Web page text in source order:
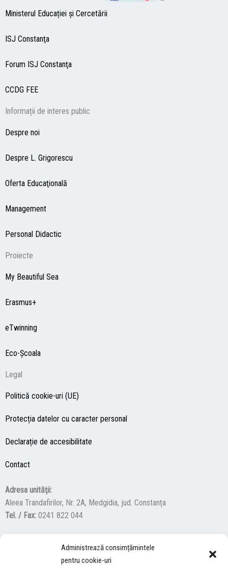
Administrează consimțămintele
pentru cookie-uri
Ministerul Educației și Cercetării
ISJ Constanţa
Forum ISJ Constanţa
CCDG FEE
Informații de interes public
Despre noi
Despre L. Grigorescu
Oferta Educaţională
Management
Personal Didactic
Proiecte
My Beautiful Sea
Erasmus+
eTwinning
Eco-Şcoala
Legal
Politică cookie-uri (UE)
Protecția datelor cu caracter personal
Declarație de accesibilitate
Contact
Adresa unităţii:
Aleea Trandafirilor, Nr. 2A, Medgidia, jud. Constanța
Tel. / Fax: 0241 822 044
F
a
Y
I